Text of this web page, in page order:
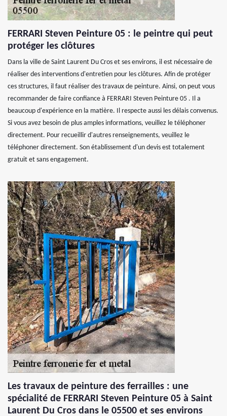
FERRARI Steven Peinture 05 : le peintre qui peut
protéger les clôtures
Dans la ville de Saint Laurent Du Cros et ses environs, il est nécessaire de
réaliser des interventions d'entretien pour les clôtures. Afin de protéger
ces structures, il faut réaliser des travaux de peinture. Ainsi, on peut vous
recommander de faire confiance à FERRARI Steven Peinture 05 . Il a
beaucoup d'expérience en la matière. Il respecte aussi les délais convenus.
Si vous avez besoin de plus amples informations, veuillez le téléphoner
directement. Pour recueillir d'autres renseignements, veuillez le
téléphoner directement. Son établissement d'un devis est totalement
gratuit et sans engagement.
Les travaux de peinture des ferrailles : une
spécialité de FERRARI Steven Peinture 05 à Saint
Laurent Du Cros dans le 05500 et ses environs